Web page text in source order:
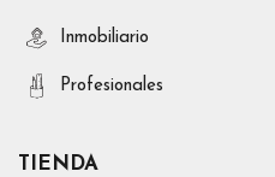
Inmobiliario
Profesionales
TIENDA